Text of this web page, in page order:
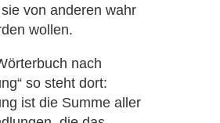
von anderen wahr
wollen.
nach
so steht dort:
ist die Summe aller